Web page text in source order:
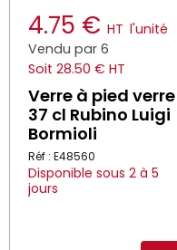
4.75 € HT l'unité
Vendu par 6
Soit 28.50 € HT
Verre à pied verre
37 cl Rubino Luigi
Bormioli
Réf : E48560
Disponible sous 2 à 5
jours